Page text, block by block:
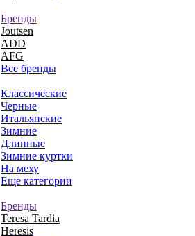
Бренды
Joutsen
ADD
AFG
Все бренды
Классические
Черные
Итальянские
Зимние
Длинные
Зимние куртки
На меху
Еще категории
Бренды
Teresa Tardia
Heresis